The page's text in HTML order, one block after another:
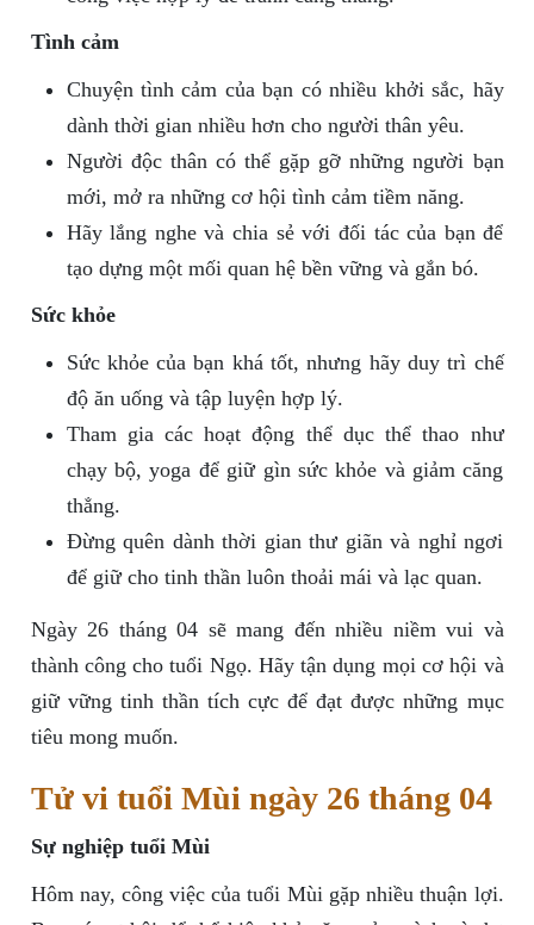
Tình cảm
Chuyện tình cảm của bạn có nhiều khởi sắc, hãy
dành thời gian nhiều hơn cho người thân yêu.
Người độc thân có thể gặp gỡ những người bạn
mới, mở ra những cơ hội tình cảm tiềm năng.
Hãy lắng nghe và chia sẻ với đối tác của bạn để
tạo dựng một mối quan hệ bền vững và gắn bó.
Sức khỏe
Sức khỏe của bạn khá tốt, nhưng hãy duy trì chế
độ ăn uống và tập luyện hợp lý.
Tham gia các hoạt động thể dục thể thao như
chạy bộ, yoga để giữ gìn sức khỏe và giảm căng
thẳng.
Đừng quên dành thời gian thư giãn và nghỉ ngơi
để giữ cho tinh thần luôn thoải mái và lạc quan.
Ngày 26 tháng 04 sẽ mang đến nhiều niềm vui và
thành công cho tuổi Ngọ. Hãy tận dụng mọi cơ hội và
giữ vững tinh thần tích cực để đạt được những mục
tiêu mong muốn.
Tử vi tuổi Mùi ngày 26 tháng 04
Sự nghiệp tuổi Mùi
Hôm nay, công việc của tuổi Mùi gặp nhiều thuận lợi.